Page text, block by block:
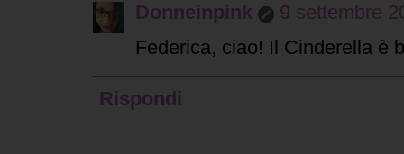
Donneinpink
9 settembre
Federica, ciao! Il Cinderella è
Rispondi